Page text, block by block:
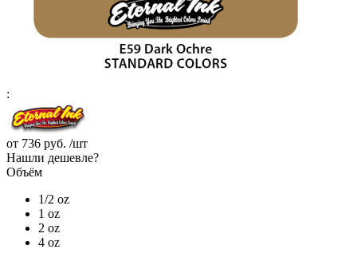
:
от 736 руб. /шт
Нашли дешевле?
Объём
1/2 oz
1 oz
2 oz
4 oz